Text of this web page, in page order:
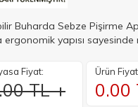
Buharda Sebze Pişirme
yapısı
Fiyat:
TL +
Ürün
0.00